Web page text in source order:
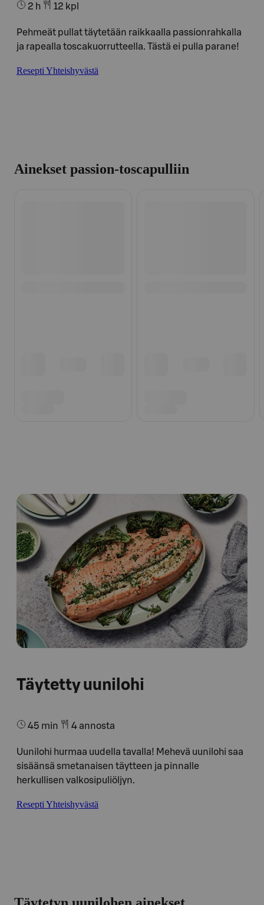
2 h 12 kpl
Pehmeät pullat täytetään raikkaalla passionrahkalla
ja rapealla toscakuorrutteella. Tästä ei pulla parane!
Resepti Yhteishyvästä
Ainekset passion-toscapulliin
Täytetty uunilohi
45 min 4 annosta
Uunilohi hurmaa uudella tavalla! Mehevä uunilohi saa
sisäänsä smetanaisen täytteen ja pinnalle
herkullisen valkosipuliöljyn.
Resepti Yhteishyvästä